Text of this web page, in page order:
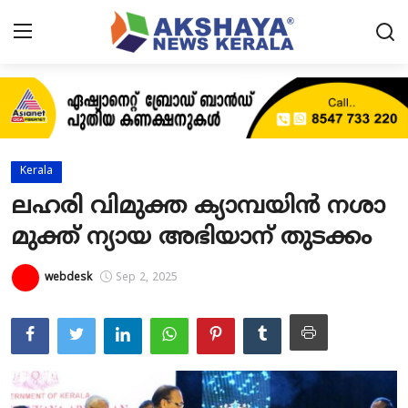
Home
Contact
News
Akshaya News
Agriculture
Business
Classifieds
Kerala
ലഹരി വിമുക്ത ക്യാമ്പയിൻ നശാ
മുക്ത് ന്യായ അഭിയാന് തുടക്കം
webdesk Sep 2, 2025